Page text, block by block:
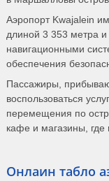
Аэропорт Kwajalein
длиной 3 353 метра
навигационными
обеспечения
Пассажиры,
воспользоваться
перемещения по
кафе и магазины, где
Онлаин табло